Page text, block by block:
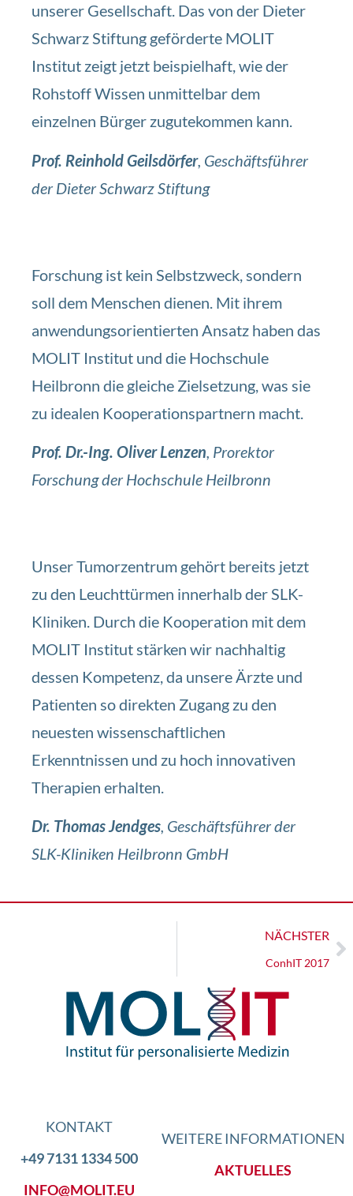
unserer Gesellschaft. Das von der Dieter
Schwarz Stiftung geförderte MOLIT
Institut zeigt jetzt beispielhaft, wie der
Rohstoff Wissen unmittelbar dem
einzelnen Bürger zugutekommen kann.
Prof. Reinhold Geilsdörfer, Geschäftsführer
der Dieter Schwarz Stiftung
Forschung ist kein Selbstzweck, sondern
soll dem Menschen dienen. Mit ihrem
anwendungsorientierten Ansatz haben das
MOLIT Institut und die Hochschule
Heilbronn die gleiche Zielsetzung, was sie
zu idealen Kooperationspartnern macht.
Prof. Dr.-Ing. Oliver Lenzen, Prorektor
Forschung der Hochschule Heilbronn
Unser Tumorzentrum gehört bereits jetzt
zu den Leuchttürmen innerhalb der SLK-
Kliniken. Durch die Kooperation mit dem
MOLIT Institut stärken wir nachhaltig
dessen Kompetenz, da unsere Ärzte und
Patienten so direkten Zugang zu den
neuesten wissenschaftlichen
Erkenntnissen und zu hoch innovativen
Therapien erhalten.
Dr. Thomas Jendges, Geschäftsführer der
SLK-Kliniken Heilbronn GmbH
NÄCHSTER
ConhIT 2017
KONTAKT
+49 7131 1334 500
INFO@MOLIT.EU
WEITERE INFORMATIONEN
AKTUELLES